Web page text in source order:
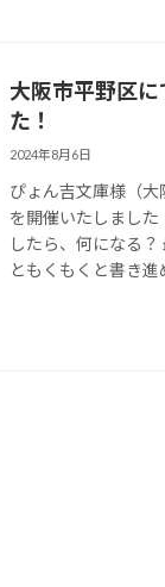
大阪市平野区
た！
2024年8月6日
ぴょん吉文庫様（大
を開催いたしまし
したら、何になる
ともくもくと書き進